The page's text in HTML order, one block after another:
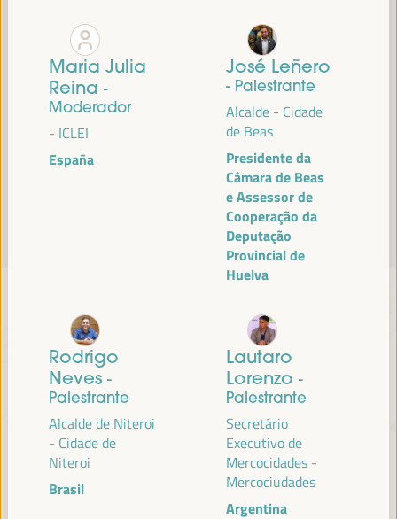
TRANSIÇÃO JUSTA,
FINANCIAMENTO DO
DESENVOLVIMENTO E SOLUÇÕES
TERRITORIAIS, O TEMA DO VI
Maria Julia
Reina -
Moderador
- ICLEI
España
José Leñero
- Palestrante
Alcalde - Cidade
de Beas
Presidente da
Câmara de Beas
e Assessor de
Cooperação da
Deputação
Provincial de
Huelva
Rodrigo
Neves -
Palestrante
Alcalde de Niteroi
- Cidade de
Niteroi
Brasil
Lautaro
Lorenzo -
Palestrante
Secretário
Executivo de
Mercocidades -
Mercociudades
Argentina